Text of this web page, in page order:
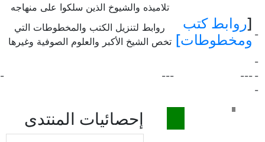
تلاميذه والشيوخ الذين سلكوا على منهاجه
-
[روابط كتب
ومخطوطات]
روابط لتنزيل الكتب والمخطوطات التي
تخص الشيخ الأكبر والعلوم الصوفية وغيرها
-
-
-
---
---
إحصائيات المنتدى